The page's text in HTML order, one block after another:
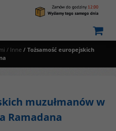
/ Inne / Tożsamość europejskich
muzułmanów w
Ramadana